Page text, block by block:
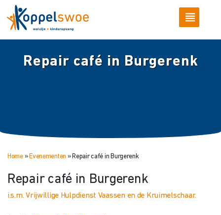
Repair café in Burgerenk
Home» Evenementen » Repair café in Burgerenk
Repair café in Burgerenk
i.s.m. Vrijwillige Hulpdienst Vaassen en de Kruimelschaar.